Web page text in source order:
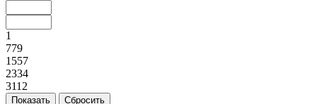
1
779
1557
2334
3112